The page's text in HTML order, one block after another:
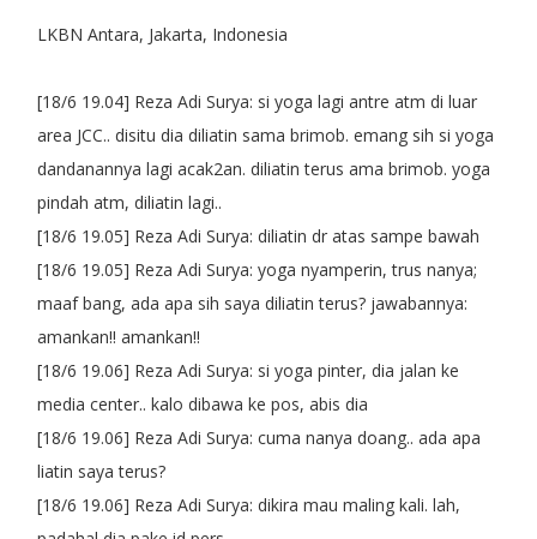
LKBN Antara, Jakarta, Indonesia
[18/6 19.04] Reza Adi Surya: si yoga lagi antre atm di luar
area JCC.. disitu dia diliatin sama brimob. emang sih si yoga
dandanannya lagi acak2an. diliatin terus ama brimob. yoga
pindah atm, diliatin lagi..
[18/6 19.05] Reza Adi Surya: diliatin dr atas sampe bawah
[18/6 19.05] Reza Adi Surya: yoga nyamperin, trus nanya;
maaf bang, ada apa sih saya diliatin terus? jawabannya:
amankan!! amankan!!
[18/6 19.06] Reza Adi Surya: si yoga pinter, dia jalan ke
media center.. kalo dibawa ke pos, abis dia
[18/6 19.06] Reza Adi Surya: cuma nanya doang.. ada apa
liatin saya terus?
[18/6 19.06] Reza Adi Surya: dikira mau maling kali. lah,